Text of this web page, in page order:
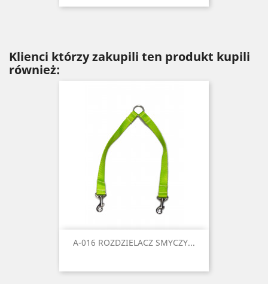
Klienci którzy zakupili ten produkt kupili
również:
A-016 ROZDZIELACZ SMYCZY...